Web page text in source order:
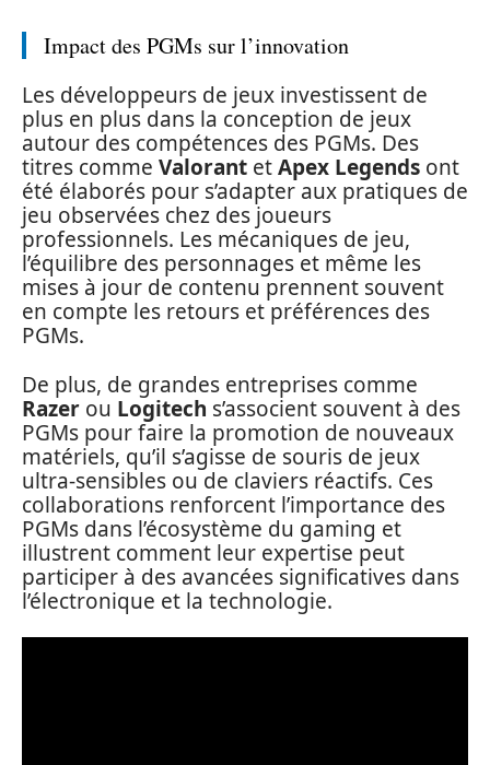
Impact des PGMs sur l’innovation
Les développeurs de jeux investissent de
plus en plus dans la conception de jeux
autour des compétences des PGMs. Des
titres comme Valorant etApex Legends ont
été élaborés pour s’adapter aux pratiques de
jeu observées chez des joueurs
professionnels. Les mécaniques de jeu,
l’équilibre des personnages et même les
mises à jour de contenu prennent souvent
en compte les retours et préférences des
PGMs.
De plus, de grandes entreprises comme
Razer ou Logitech s’associent souvent à des
PGMs pour faire la promotion de nouveaux
matériels, qu’il s’agisse de souris de jeux
ultra-sensibles ou de claviers réactifs. Ces
collaborations renforcent l’importance des
PGMs dans l’écosystème du gaming et
illustrent comment leur expertise peut
participer à des avancées significatives dans
l’électronique et la technologie.